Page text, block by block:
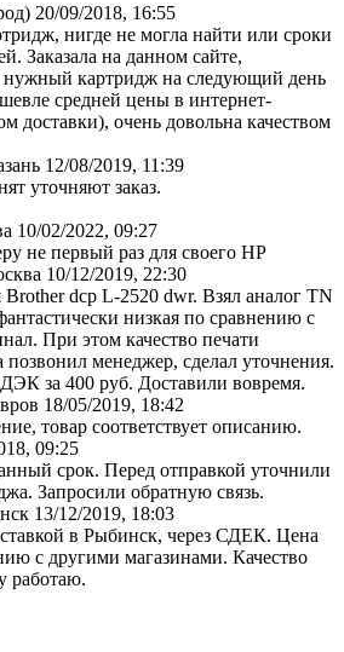
20/09/2018, 16:55
нигде не могла найти или сроки
Заказала на данном сайте,
нужный картридж на следующий день
средней цены в интернет-
доставки), очень довольна качеством
12/08/2019, 11:39
уточняют заказ.
10/02/2022, 09:27
не первый раз для своего НР
10/12/2019, 22:30
dcp L-2520 dwr. Взял аналог TN
низкая по сравнению с
При этом качество печати
позвонил менеджер, сделал уточнения.
за 400 руб. Доставили вовремя.
18/05/2019, 18:42
товар соответствует описанию.
09:25
срок. Перед отправкой уточнили
Запросили обратную связь.
13/12/2019, 18:03
в Рыбинск, через СДЕК. Цена
с другими магазинами. Качество
работаю.